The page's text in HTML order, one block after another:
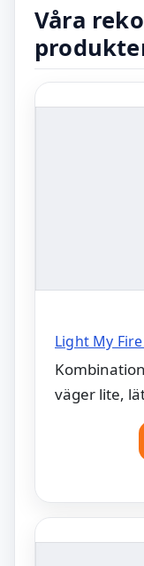
Våra
Light My
väger lite,